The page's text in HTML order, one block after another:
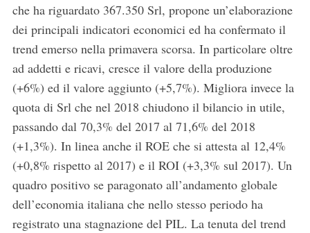
che ha riguardato 367.350 Srl, propone un’elaborazione
dei principali indicatori economici ed ha confermato il
trend emerso nella primavera scorsa. In particolare oltre
ad addetti e ricavi, cresce il valore della produzione
(+6%) ed il valore aggiunto (+5,7%). Migliora invece la
quota di Srl che nel 2018 chiudono il bilancio in utile,
passando dal 70,3% del 2017 al 71,6% del 2018
(+1,3%). In linea anche il ROE che si attesta al 12,4%
(+0,8% rispetto al 2017) e il ROI (+3,3% sul 2017). Un
quadro positivo se paragonato all’andamento globale
dell’economia italiana che nello stesso periodo ha
registrato una stagnazione del PIL. La tenuta del trend